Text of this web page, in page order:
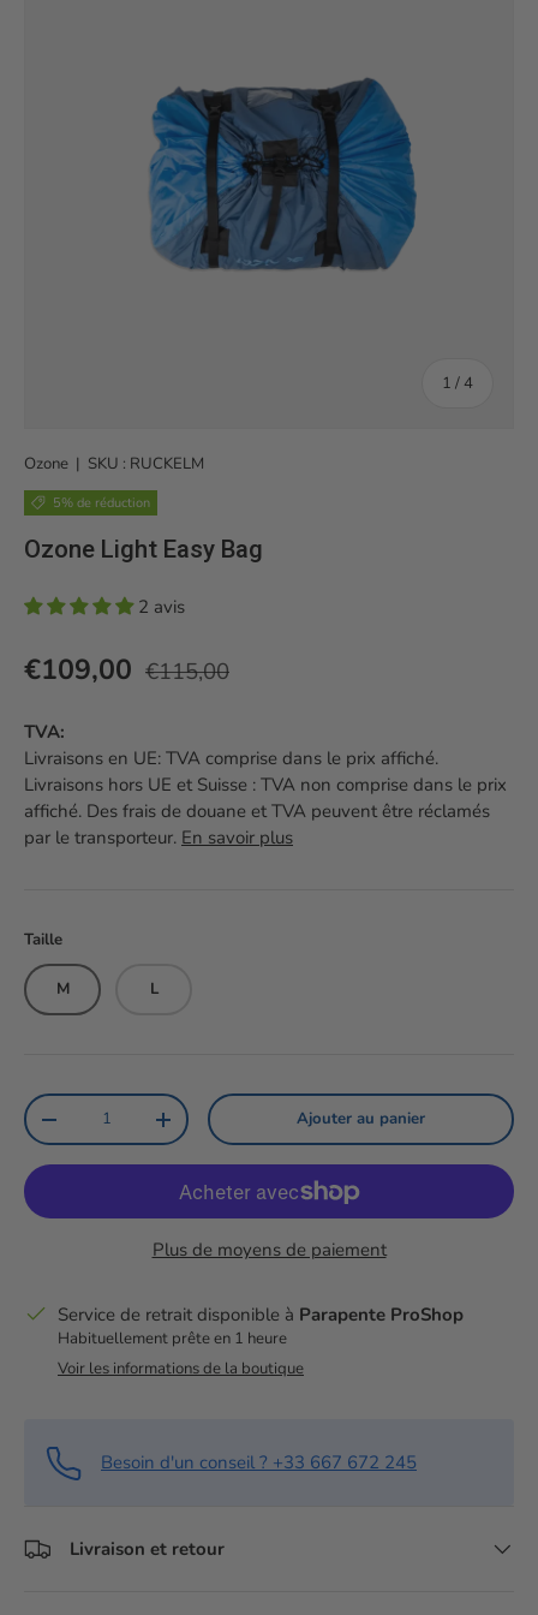
1 /de
4
Ozone | SKU : RUCKELM
5% de réduction
Ozone Light Easy Bag
2 avis
Prix soldé
€109,00 Prix habituel
€115,00
TVA:
Livraisons en UE: TVA comprise dans le prix affiché.
Livraisons hors UE et Suisse : TVA non comprise dans le prix
affiché. Des frais de douane et TVA peuvent être réclamés
par le transporteur. En savoir plus
Taille
M L
Qté
Diminuer la quantitéAugmenter la quantitéAjouter au panier
Plus de moyens de paiement
Service de retrait disponible à Parapente ProShop
Habituellement prête en 1 heure
Voir les informations de la boutique
Besoin d'un conseil ? +33 667 672 245
Livraison et retour